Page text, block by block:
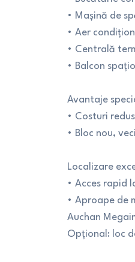
• Mașină de
• Aer
• Centrală
• Balcon
Avantaje
• Costuri
• Bloc nou,
Localizare
• Acces rapid
• Aproape de
Auchan
Opțional: loc